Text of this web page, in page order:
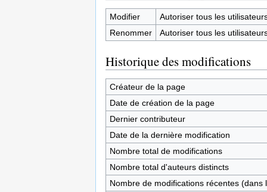
Modifier
Autoriser tous les
Renommer
Autoriser tous les
Historique des modifications
Créateur de la page
Date de création de la page
Dernier contributeur
Date de la dernière modification
Nombre total de modifications
Nombre total d'auteurs distincts
Nombre de modifications récentes (dans